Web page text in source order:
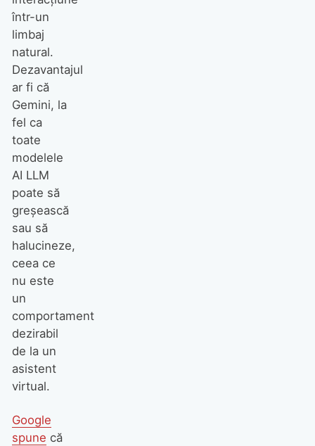
într-un
limbaj
natural.
Dezavantajul
ar fi că
Gemini, la
fel ca
toate
modelele
AI LLM
poate să
greșească
sau să
halucineze,
ceea ce
nu este
un
comportament
dezirabil
de la un
asistent
virtual.
Google
spune că